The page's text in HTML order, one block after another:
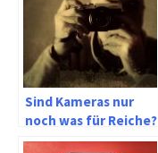
Sind Kameras nur
noch was für Reiche?